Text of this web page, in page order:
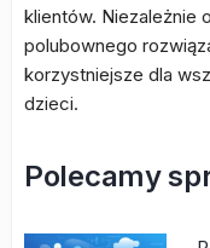
klientów. Niezależnie
polubownego
korzystniejsze dla
dzieci.
Polecamy